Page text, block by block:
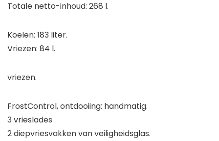
Totale netto-inhoud: 268 l.
Koelen: 183 liter.
Vriezen: 84 l.
vriezen.
FrostControl, ontdooiing: handmatig.
3 vrieslades
2 diepvriesvakken van veiligheidsglas.